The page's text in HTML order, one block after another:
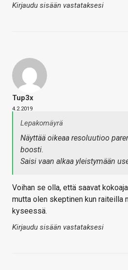
Kirjaudu sisään vastataksesi
Tup3x
4.2.2019
Lepakomäyrä
Näyttää oikeaa resoluutioo
boosti.
Saisi vaan alkaa yleistymään
Voihan se olla, että saavat
mutta olen skeptinen kun raiteilla
kyseessä.
Kirjaudu sisään vastataksesi